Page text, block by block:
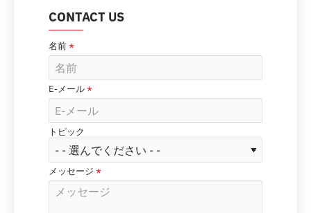
CONTACT US
名前
E-メール
トピック
メッセージ